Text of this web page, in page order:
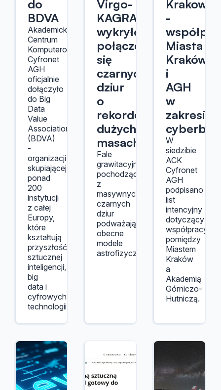
do
BDVA
Akademickie
Centrum
Komputerowe
Cyfronet
AGH
oficjalnie
dołączyło
do Big
Data
Value
Association
(BDVA)
-
organizacji
skupiającej
ponad
200
instytucji
z całej
Europy,
które
kształtują
przyszłość
sztucznej
inteligencji,
big
data i
cyfrowych
technologii.
Virgo-
KAGRA
wykryło
połączenie
się
czarnych
dziur
o
rekordowo
dużych
masach
Fale
grawitacyjne
pochodzące
z
masywnych
czarnych
dziur
podważają
obecne
modele
astrofizyczne.
Krakowa
-
Miasta
Kraków
i
AGH
w
zakresie
W
siedzibie
ACK
Cyfronet
AGH
podpisano
list
intencyjny
dotyczący
współpracy
pomiędzy
Miastem
Kraków
a
Akademią
Górniczo-
Hutniczą.